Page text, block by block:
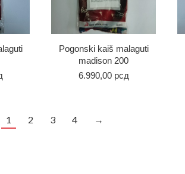
Pogonski kaiš malaguti
madison 200
6.990,00 рсд
1 2 3 4 →